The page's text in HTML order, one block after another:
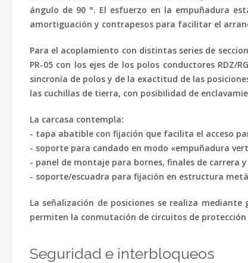
ángulo de 90 °. El esfuerzo en la empuñadura
amortiguación y contrapesos para facilitar el
Para el acoplamiento con distintas series de
PR-05 con los ejes de los polos conductores
sincronía de polos y de la exactitud de las
las cuchillas de tierra, con posibilidad de
La carcasa contempla:
- tapa abatible con fijación que facilita el acceso
- soporte para candado en modo «empuñadura
- panel de montaje para bornes, finales de carrera
- soporte/escuadra para fijación en estructura
La señalización de posiciones se realiza
permiten la conmutación de circuitos de
Seguridad e interbloqueos